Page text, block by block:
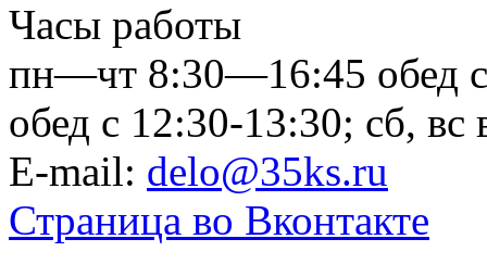
Часы работы
пн—чт 8:30—16:45 обед
обед с 12:30-13:30; сб, вс
E-mail: delo@35ks.ru
Страница во Вконтакте